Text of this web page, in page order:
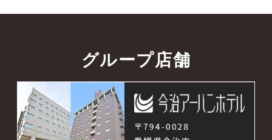
グループ店舗